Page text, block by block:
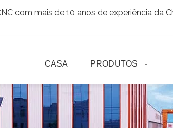
com mais de 10 anos de experiência da
CASA PRODUTOS